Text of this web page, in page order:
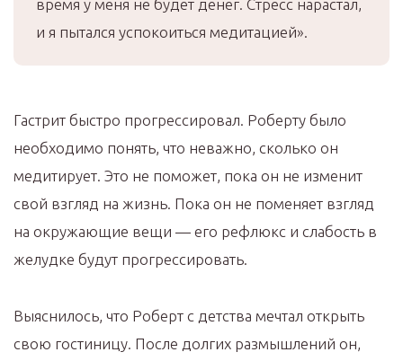
время у меня не будет денег. Стресс нарастал,
и я пытался успокоиться медитацией».
Гастрит быстро прогрессировал. Роберту было
необходимо понять, что неважно, сколько он
медитирует. Это не поможет, пока он не изменит
свой взгляд на жизнь. Пока он не поменяет взгляд
на окружающие вещи — его рефлюкс и слабость в
желудке будут прогрессировать.
Выяснилось, что Роберт с детства мечтал открыть
свою гостиницу. После долгих размышлений он,